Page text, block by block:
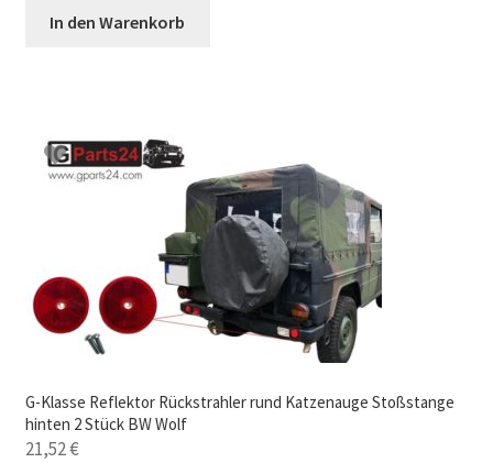
In den Warenkorb
G-Klasse Reflektor Rückstrahler rund Katzenauge Stoßstange
hinten 2 Stück BW Wolf
21,52€